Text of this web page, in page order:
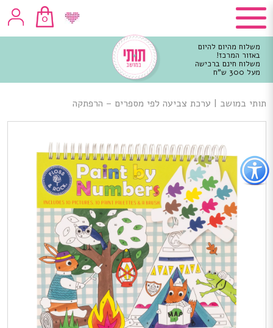
כפתור
לפתיחת
תפריט
נגישות
0
משלוח מהיום להיום
באזור המרכז!
משלוח חינם ברכישה
מעל 300 ש"ח
מרכזי
תותי במושב | ערכת צביעה לפי מספרים – הרפתקה